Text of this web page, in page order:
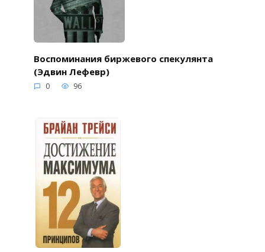
Воспоминания биржевого спекулянта
(Эдвин Лефевр)
0 96